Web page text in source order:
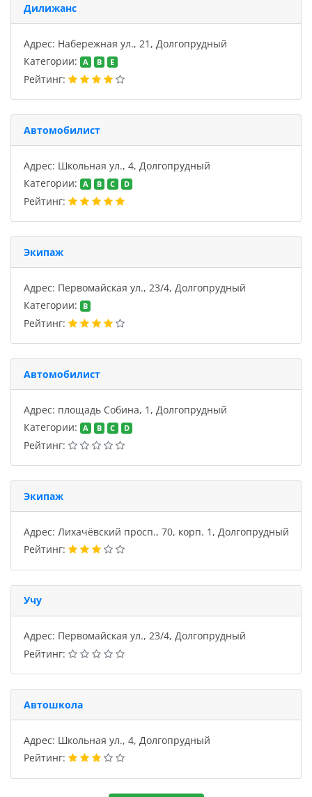
Дилижанс
Адрес: Набережная ул., 21, Долгопрудный
Категории:
A B E
Рейтинг:
Автомобилист
Адрес: Школьная ул., 4, Долгопрудный
Категории:
A B C D
Рейтинг:
Экипаж
Адрес: Первомайская ул., 23/4, Долгопрудный
Категории:
B
Рейтинг:
Автомобилист
Адрес: площадь Собина, 1, Долгопрудный
Категории:
A B C D
Рейтинг:
Экипаж
Адрес: Лихачёвский просп., 70, корп. 1, Долгопрудный
Рейтинг:
Учу
Адрес: Первомайская ул., 23/4, Долгопрудный
Рейтинг:
Автошкола
Адрес: Школьная ул., 4, Долгопрудный
Рейтинг: